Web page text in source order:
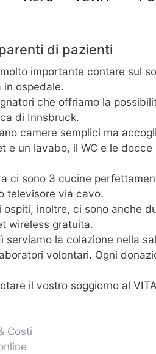
di pazienti
importante contare sul
in ospedale.
che offriamo la
di Innsbruck.
camere semplici ma
e un lavabo, il WC e le
ci sono 3 cucine
televisore via cavo.
ospiti, inoltre, ci sono anche
wireless gratuita.
serviamo la colazione nella
volontari. Ogni
il vostro soggiorno al
Costi